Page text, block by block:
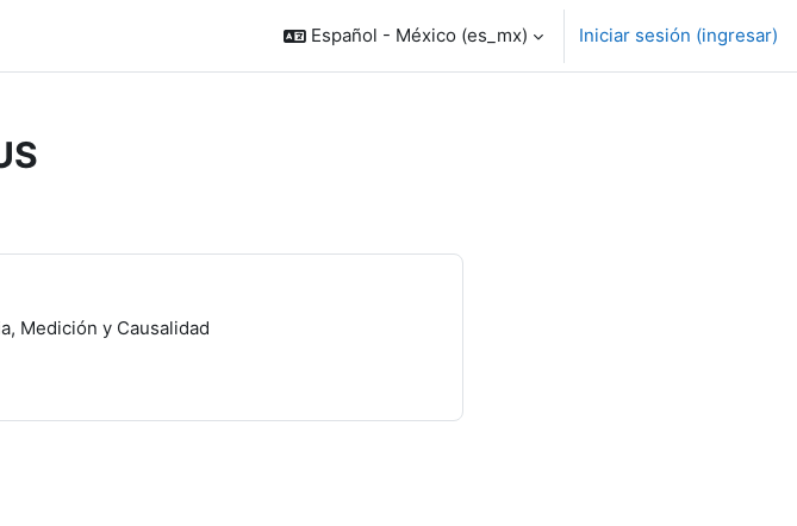
Español - México ‎(es_mx)‎ Iniciar sesión (ingresar)
Medición y Causalidad